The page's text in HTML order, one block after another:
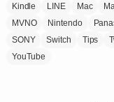
Kindle
LINE Mac
MVNO
Nintendo
SONY
Switch Tips
YouTube